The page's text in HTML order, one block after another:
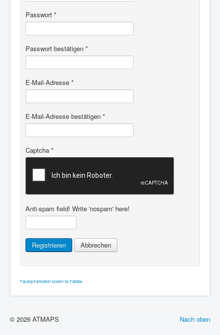
Passwort *
Passwort bestätigen *
E-Mail-Adresse *
E-Mail-Adresse bestätigen *
Captcha *
Anti-spam field! Write 'nospam' here!
Registrieren Abbrechen
FaLang translation system by Faboba
Nach oben
© 2026 ATMAPS